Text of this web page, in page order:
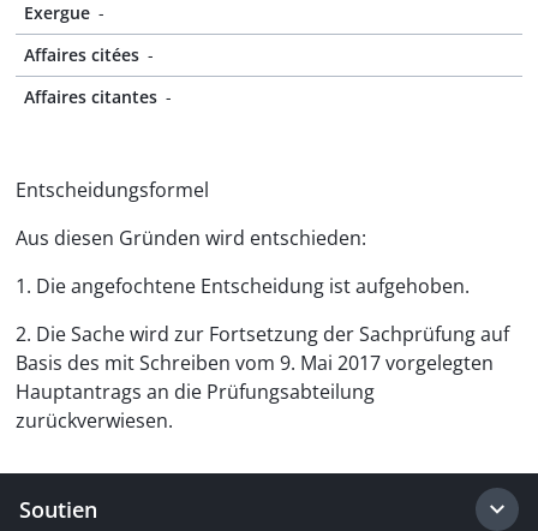
Exergue -
Affaires citées -
Affaires citantes -
Entscheidungsformel
Aus diesen Gründen wird entschieden:
1. Die angefochtene Entscheidung ist aufgehoben.
2. Die Sache wird zur Fortsetzung der Sachprüfung auf
Basis des mit Schreiben vom 9. Mai 2017 vorgelegten
Hauptantrags an die Prüfungsabteilung
zurückverwiesen.
Soutien